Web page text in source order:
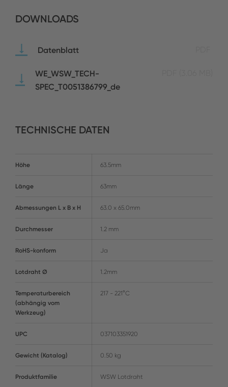
DOWNLOADS
Datenblatt
WE_WSW_TECH-
SPEC_T0051386799_de
TECHNISCHE DATEN
Höhe 63.5mm
Länge 63mm
Abmessungen L x B x H 63.0 x 65.0mm
Durchmesser 1.2 mm
RoHS-konform Ja
Lotdraht Ø 1.2mm
Temperaturbereich
(abhängig vom
Werkzeug)
217 - 221°C
UPC 037103351920
Gewicht (Katalog) 0.50 kg
Produktfamilie WSW Lotdraht